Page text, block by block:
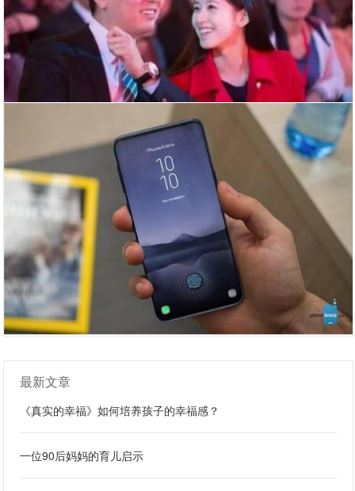
最新文章
《真实的幸福》如何培养孩子的幸福感？
一位90后妈妈的育儿启示